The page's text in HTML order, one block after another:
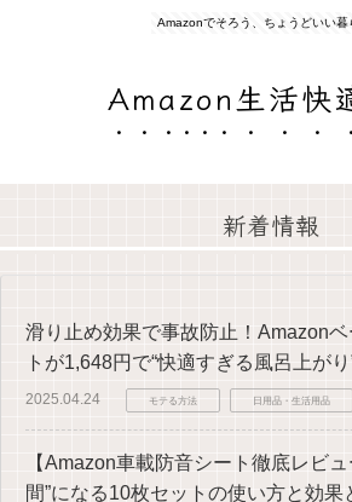
Amazonでそろう、ちょうどいい暮
Amazon生活快
新着情報
滑り止め効果で事故防止！Amazon
トが1,648円で“快適すぎる風呂上が
2025.04.24 モテる方法 日用品・生活用品
【Amazon車載防音シート徹底レビ
間”になる10枚セットの使い方と効果